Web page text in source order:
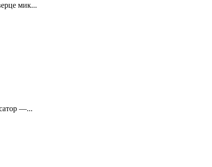
мик...
—...